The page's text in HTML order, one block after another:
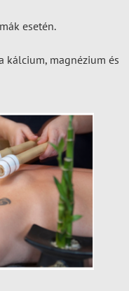
esetén.
kálcium, magnézium és